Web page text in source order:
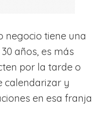
negocio tiene una
años, es más
por la tarde o
calendarizar y
en esa franja